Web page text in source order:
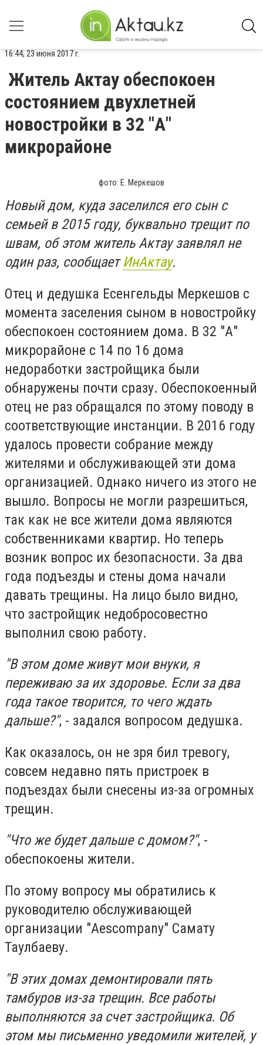
16:44, 23 июня 2017 г.
Житель Актау обеспокоен
состоянием двухлетней
новостройки в 32 "А"
микрорайоне
фото: Е. Меркешов
Новый дом, куда заселился его сын с
семьей в 2015 году, буквально трещит по
швам, об этом житель Актау заявлял не
один раз, сообщаетИнАктау.
Отец и дедушка Есенгельды Меркешов с
момента заселения сыном в новостройку
обеспокоен состоянием дома. В 32 "А"
микрорайоне с 14 по 16 дома
недоработки застройщика были
обнаружены почти сразу. Обеспокоенный
отец не раз обращался по этому поводу в
соответствующие инстанции. В 2016 году
удалось провести собрание между
жителями и обслуживающей эти дома
организацией. Однако ничего из этого не
вышло. Вопросы не могли разрешиться,
так как не все жители дома являются
собственниками квартир. Но теперь
возник вопрос их безопасности. За два
года подъезды и стены дома начали
давать трещины. На лицо было видно,
что застройщик недобросовестно
выполнил свою работу.
"В этом доме живут мои внуки, я
переживаю за их здоровье. Если за два
года такое творится, то чего ждать
дальше?", - задался вопросом дедушка.
Как оказалось, он не зря бил тревогу,
совсем недавно пять пристроек в
подъездах были снесены из-за огромных
трещин.
"Что же будет дальше с домом?", -
обеспокоены жители.
По этому вопросу мы обратились к
руководителю обслуживающей
организации "Aescompany" Самату
Таулбаеву.
"В этих домах демонтировали пять
тамбуров из-за трещин. Все работы
выполняются за счет застройщика. Об
этом мы письменно уведомили жителей, у